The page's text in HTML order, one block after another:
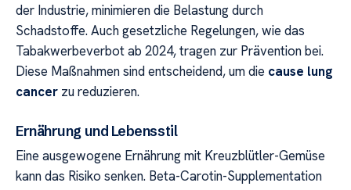
der Industrie, minimieren die Belastung durch
Schadstoffe. Auch gesetzliche Regelungen, wie das
Tabakwerbeverbot ab 2024, tragen zur Prävention bei.
Diese Maßnahmen sind entscheidend, um die cause lung
cancer zu reduzieren.
Ernährung und Lebensstil
Eine ausgewogene Ernährung mit Kreuzblütler-Gemüse
kann das Risiko senken. Beta-Carotin-Supplementation